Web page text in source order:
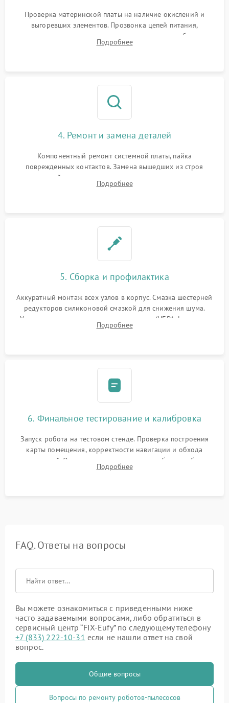
Проверка материнской платы на наличие окислений и
выгоревших элементов. Прозвонка цепей питания,
тестирование приводных моторов колес и турбины
всасывания. Оценка состояния оптических и инфракрасных
Подробнее
4. Ремонт и замена деталей
Компонентный ремонт системной платы, пайка
поврежденных контактов. Замена вышедших из строя
двигателей, изношенного аккумулятора, неисправного
лидара или помпы подачи воды. Восстановление шлейфов и
Подробнее
5. Сборка и профилактика
Аккуратный монтаж всех узлов в корпус. Смазка шестерней
редукторов силиконовой смазкой для снижения шума.
Установка новых расходных материалов (HEPA-фильтров,
микрофибры, щеток). Надежная фиксация разъемов и
Подробнее
6. Финальное тестирование и калибровка
Запуск робота на тестовом стенде. Проверка построения
карты помещения, корректности навигации и обхода
препятствий. Оценка силы всасывания и работы турбины.
Тестирование автоматического возврата на док-станцию и
Подробнее
FAQ. Ответы на вопросы
Вы можете ознакомиться с приведенными ниже
часто задаваемыми вопросами, либо обратиться в
сервисный центр “FIX-Eufy” по следующему телефону
+7 (833) 222-10-31 если не нашли ответ на свой
вопрос.
Общие вопросы
Вопросы по ремонту роботов-пылесосов